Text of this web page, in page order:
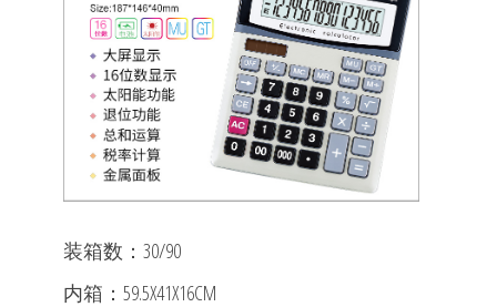
装箱数：30/90
内箱：59.5X41X16CM